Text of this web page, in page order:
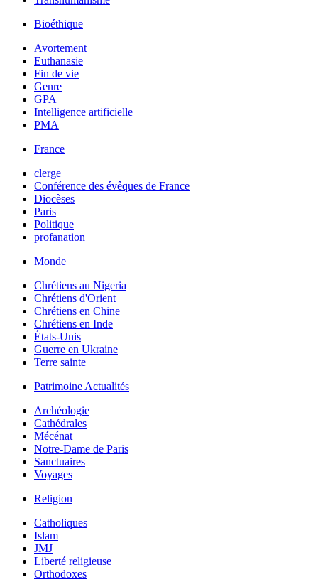
Bioéthique
Avortement
Euthanasie
Fin de vie
Genre
GPA
Intelligence artificielle
PMA
France
clerge
Conférence des évêques de France
Diocèses
Paris
Politique
profanation
Monde
Chrétiens au Nigeria
Chrétiens d'Orient
Chrétiens en Chine
Chrétiens en Inde
États-Unis
Guerre en Ukraine
Terre sainte
Patrimoine Actualités
Archéologie
Cathédrales
Mécénat
Notre-Dame de Paris
Sanctuaires
Voyages
Religion
Catholiques
Islam
JMJ
Liberté religieuse
Orthodoxes